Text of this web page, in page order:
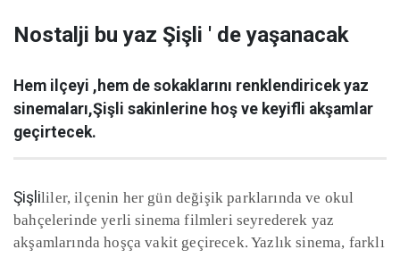
Nostalji bu yaz Şişli ' de yaşanacak
Hem ilçeyi ,hem de sokaklarını renklendiricek yaz
sinemaları,Şişli sakinlerine hoş ve keyifli akşamlar
geçirtecek.
Şişlililer, ilçenin her gün değişik parklarında ve okul
bahçelerinde yerli sinema filmleri seyrederek yaz
akşamlarında hoşça vakit geçirecek. Yazlık sinema, farklı